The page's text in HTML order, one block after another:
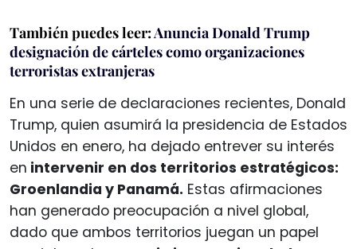
También puedes leer:Anuncia Donald Trump
designación de cárteles como organizaciones
terroristas extranjeras
En una serie de declaraciones recientes, Donald
Trump, quien asumirá la presidencia de Estados
Unidos en enero, ha dejado entrever su interés
en intervenir en dos territorios estratégicos:
Groenlandia y Panamá. Estas afirmaciones
han generado preocupación a nivel global,
dado que ambos territorios juegan un papel